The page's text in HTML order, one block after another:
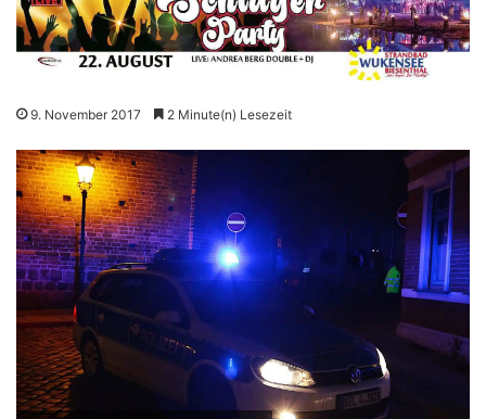
9. November 2017 2 Minute(n) Lesezeit